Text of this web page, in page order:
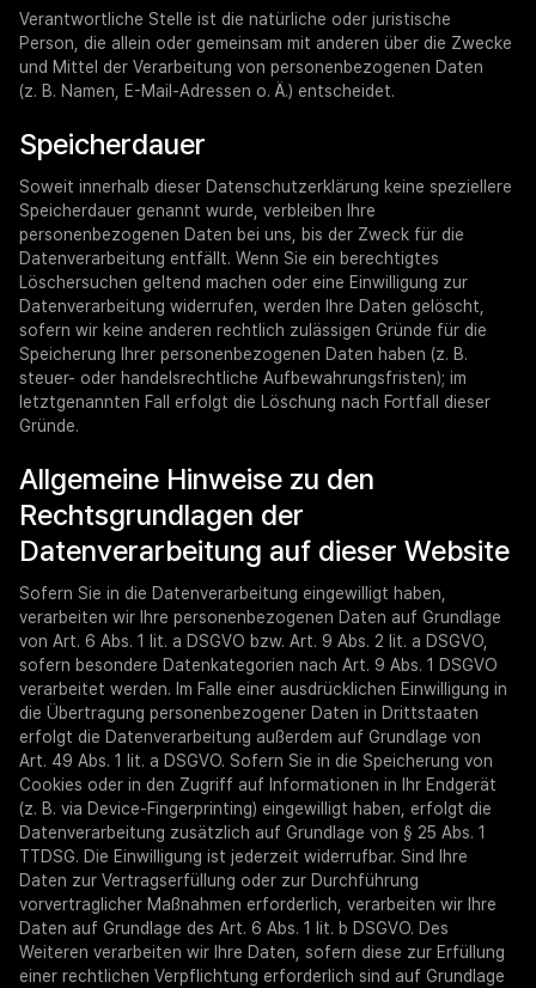
Verantwortliche Stelle ist die natürliche oder juristische
Person, die allein oder gemeinsam mit anderen über die Zwecke
und Mittel der Verarbeitung von personenbezogenen Daten
(z. B. Namen, E-Mail-Adressen o. Ä.) entscheidet.
Speicherdauer
Soweit innerhalb dieser Datenschutzerklärung keine speziellere
Speicherdauer genannt wurde, verbleiben Ihre
personenbezogenen Daten bei uns, bis der Zweck für die
Datenverarbeitung entfällt. Wenn Sie ein berechtigtes
Löschersuchen geltend machen oder eine Einwilligung zur
Datenverarbeitung widerrufen, werden Ihre Daten gelöscht,
sofern wir keine anderen rechtlich zulässigen Gründe für die
Speicherung Ihrer personenbezogenen Daten haben (z. B.
steuer- oder handelsrechtliche Aufbewahrungsfristen); im
letztgenannten Fall erfolgt die Löschung nach Fortfall dieser
Gründe.
Allgemeine Hinweise zu den
Rechtsgrundlagen der
Datenverarbeitung auf dieser Website
Sofern Sie in die Datenverarbeitung eingewilligt haben,
verarbeiten wir Ihre personenbezogenen Daten auf Grundlage
von Art. 6 Abs. 1 lit. a DSGVO bzw. Art. 9 Abs. 2 lit. a DSGVO,
sofern besondere Datenkategorien nach Art. 9 Abs. 1 DSGVO
verarbeitet werden. Im Falle einer ausdrücklichen Einwilligung in
die Übertragung personenbezogener Daten in Drittstaaten
erfolgt die Datenverarbeitung außerdem auf Grundlage von
Art. 49 Abs. 1 lit. a DSGVO. Sofern Sie in die Speicherung von
Cookies oder in den Zugriff auf Informationen in Ihr Endgerät
(z. B. via Device-Fingerprinting) eingewilligt haben, erfolgt die
Datenverarbeitung zusätzlich auf Grundlage von § 25 Abs. 1
TTDSG. Die Einwilligung ist jederzeit widerrufbar. Sind Ihre
Daten zur Vertragserfüllung oder zur Durchführung
vorvertraglicher Maßnahmen erforderlich, verarbeiten wir Ihre
Daten auf Grundlage des Art. 6 Abs. 1 lit. b DSGVO. Des
Weiteren verarbeiten wir Ihre Daten, sofern diese zur Erfüllung
einer rechtlichen Verpflichtung erforderlich sind auf Grundlage